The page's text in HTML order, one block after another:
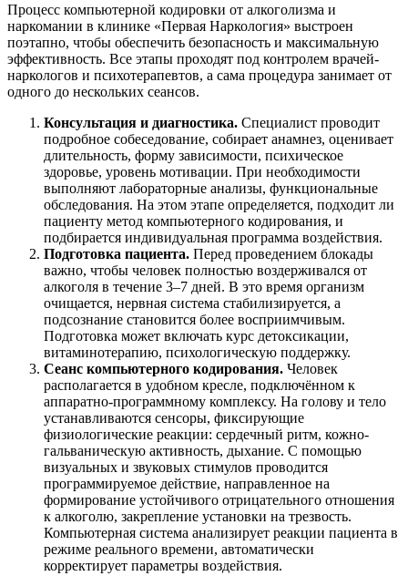
Процесс компьютерной кодировки от алкоголизма и
наркомании в клинике «Первая Наркология» выстроен
поэтапно, чтобы обеспечить безопасность и максимальную
эффективность. Все этапы проходят под контролем врачей-
наркологов и психотерапевтов, а сама процедура занимает от
одного до нескольких сеансов.
Консультация и диагностика. Специалист проводит
подробное собеседование, собирает анамнез, оценивает
длительность, форму зависимости, психическое
здоровье, уровень мотивации. При необходимости
выполняют лабораторные анализы, функциональные
обследования. На этом этапе определяется, подходит ли
пациенту метод компьютерного кодирования, и
подбирается индивидуальная программа воздействия.
Подготовка пациента. Перед проведением блокады
важно, чтобы человек полностью воздерживался от
алкоголя в течение 3–7 дней. В это время организм
очищается, нервная система стабилизируется, а
подсознание становится более восприимчивым.
Подготовка может включать курс детоксикации,
витаминотерапию, психологическую поддержку.
Сеанс компьютерного кодирования. Человек
располагается в удобном кресле, подключённом к
аппаратно-программному комплексу. На голову и тело
устанавливаются сенсоры, фиксирующие
физиологические реакции: сердечный ритм, кожно-
гальваническую активность, дыхание. С помощью
визуальных и звуковых стимулов проводится
программируемое действие, направленное на
формирование устойчивого отрицательного отношения
к алкоголю, закрепление установки на трезвость.
Компьютерная система анализирует реакции пациента в
режиме реального времени, автоматически
корректирует параметры воздействия.